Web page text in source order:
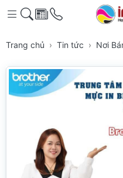
Trang chủ Tin tức Nơi